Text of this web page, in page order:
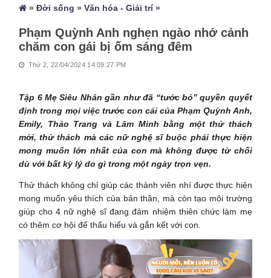
»Đời sống »Văn hóa - Giải trí»
Phạm Quỳnh Anh nghẹn ngào nhớ cảnh
chăm con gái bị ốm sáng đêm
Thứ 2, 22/04/2024 14:09:27 PM
Tập 6 Mẹ Siêu Nhân gần như đã “tước bỏ” quyền quyết
định trong mọi việc trước con cái của Phạm Quỳnh Anh,
Emily, Thảo Trang và Lâm Minh bằng một thử thách
mới, thử thách mà các nữ nghệ sĩ buộc phải thực hiện
mong muốn lớn nhất của con mà không được từ chối
dù với bất kỳ lý do gì trong một ngày trọn vẹn.
Thử thách không chỉ giúp các thành viên nhí được thực hiện
mong muốn yêu thích của bản thân, mà còn tạo môi trường
giúp cho 4 nữ nghệ sĩ đang đảm nhiệm thiên chức làm mẹ
có thêm cơ hội để thấu hiểu và gắn kết với con.